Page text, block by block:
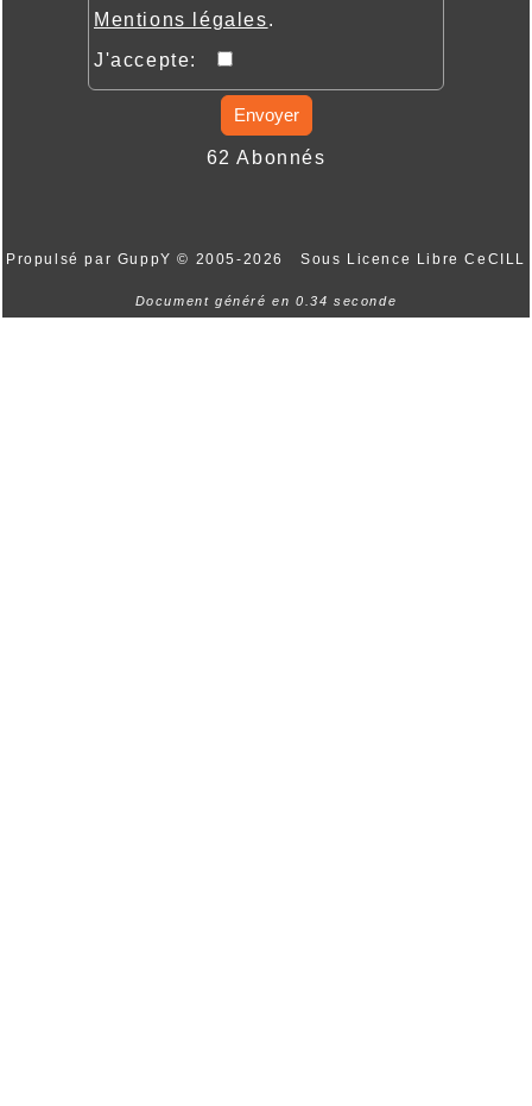
Mentions légales.
J'accepte:
Envoyer
62 Abonnés
Propulsé par GuppY© 2005-2026 Sous Licence Libre CeCILL
Document généré en 0.34 seconde